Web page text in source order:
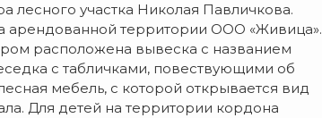
лесного участка Николая Павличкова.
арендованной территории ООО «Живица».
расположена вывеска с названием
с табличками, повествующими об
мебель, с которой открывается вид
Для детей на территории кордона